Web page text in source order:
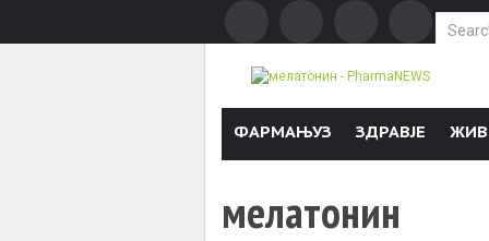
Search
ФАРМАЊУЗ ЗДРАВЈЕ
мелатонин